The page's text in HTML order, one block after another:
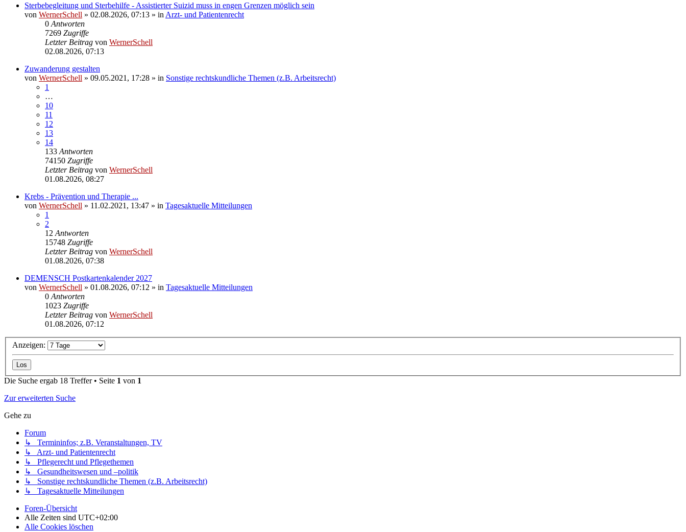
Sterbebegleitung und Sterbehilfe - Assistierter Suizid muss in engen Grenzen möglich sein
von WernerSchell » 02.08.2026, 07:13 » in Arzt- und Patientenrecht
0 Antworten
7269 Zugriffe
Letzter Beitrag von WernerSchell
02.08.2026, 07:13
Zuwanderung gestalten
von WernerSchell » 09.05.2021, 17:28 » in Sonstige rechtskundliche Themen (z.B. Arbeitsrecht)
1
…
10
11
12
13
14
133 Antworten
74150 Zugriffe
Letzter Beitrag von WernerSchell
01.08.2026, 08:27
Krebs - Prävention und Therapie ...
von WernerSchell » 11.02.2021, 13:47 » in Tagesaktuelle Mitteilungen
1
2
12 Antworten
15748 Zugriffe
Letzter Beitrag von WernerSchell
01.08.2026, 07:38
DEMENSCH Postkartenkalender 2027
von WernerSchell » 01.08.2026, 07:12 » in Tagesaktuelle Mitteilungen
0 Antworten
1023 Zugriffe
Letzter Beitrag von WernerSchell
01.08.2026, 07:12
Anzeigen:
Die Suche ergab 18 Treffer • Seite 1 von 1
Zur erweiterten Suche
Gehe zu
Forum
↳ Termininfos; z.B. Veranstaltungen, TV
↳ Arzt- und Patientenrecht
↳ Pflegerecht und Pflegethemen
↳ Gesundheitswesen und –politik
↳ Sonstige rechtskundliche Themen (z.B. Arbeitsrecht)
↳ Tagesaktuelle Mitteilungen
Foren-Übersicht
Alle Zeiten sind UTC+02:00
Alle Cookies löschen